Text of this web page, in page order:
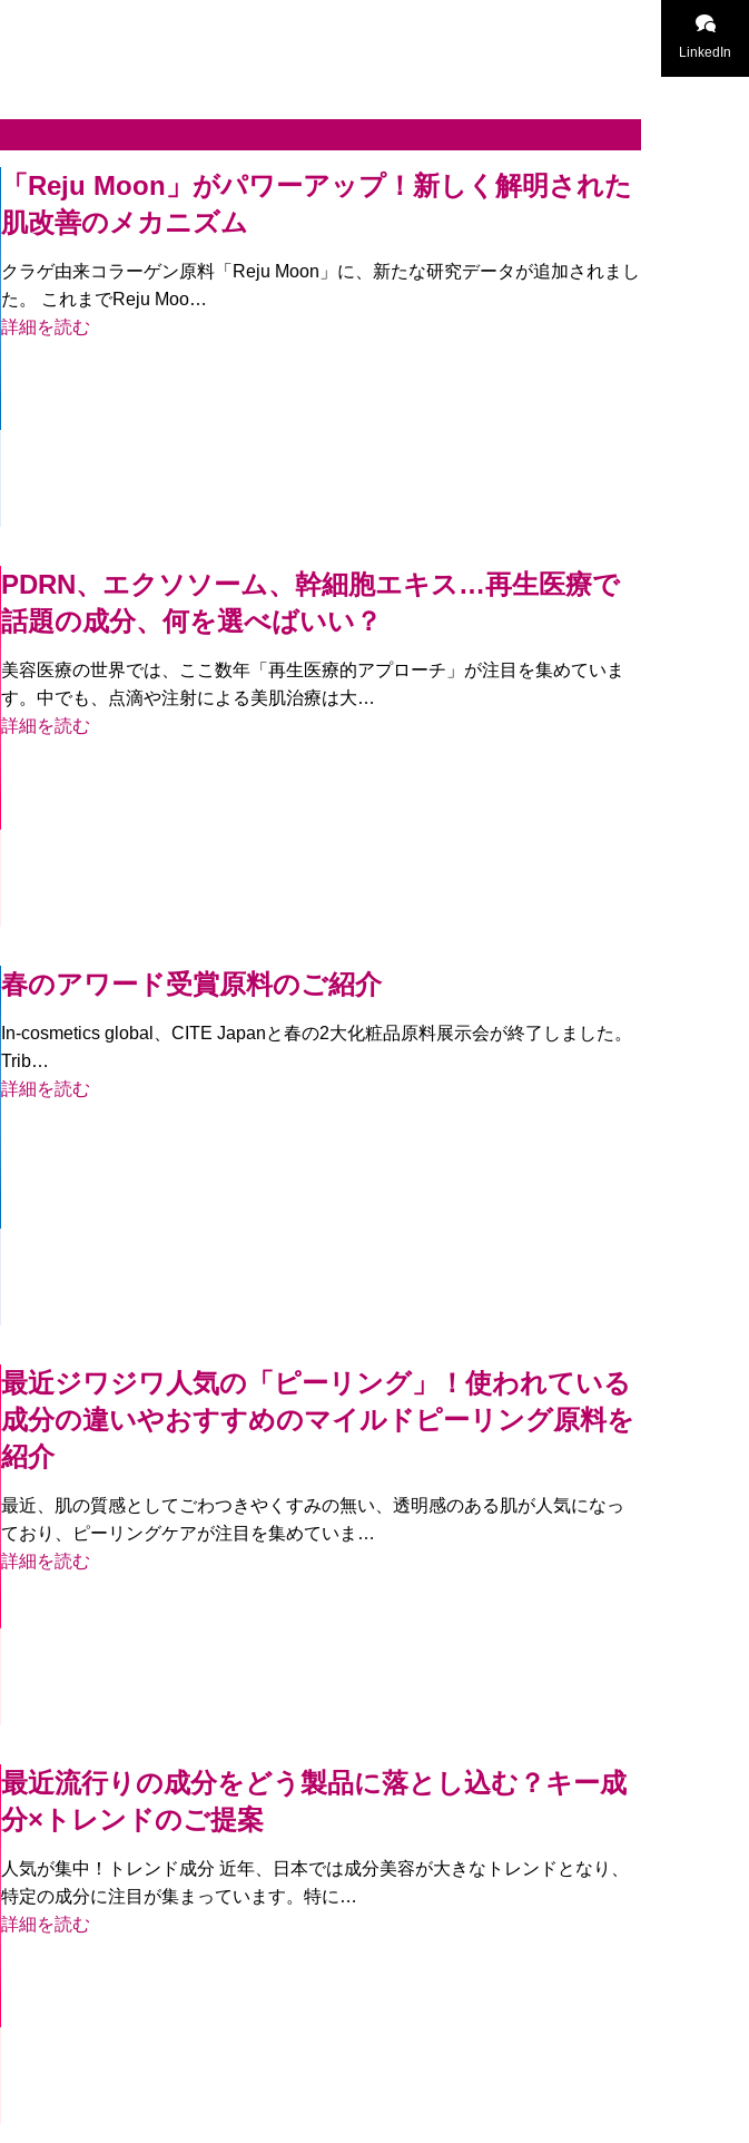
「Reju Moon」がパワーアップ！新しく解明された
肌改善のメカニズム
クラゲ由来コラーゲン原料「Reju Moon」に、新たな研究データが追加されまし
た。 これまでReju Moo…
詳細を読む
PDRN、エクソソーム、幹細胞エキス…再生医療で
話題の成分、何を選べばいい？
美容医療の世界では、ここ数年「再生医療的アプローチ」が注目を集めていま
す。中でも、点滴や注射による美肌治療は大…
詳細を読む
春のアワード受賞原料のご紹介
In-cosmetics global、CITE Japanと春の2大化粧品原料展示会が終了しました。
Trib…
詳細を読む
最近ジワジワ人気の「ピーリング」！使われている
成分の違いやおすすめのマイルドピーリング原料を
紹介
最近、肌の質感としてごわつきやくすみの無い、透明感のある肌が人気になっ
ており、ピーリングケアが注目を集めていま…
詳細を読む
最近流行りの成分をどう製品に落とし込む？キー成
分×トレンドのご提案
人気が集中！トレンド成分 近年、日本では成分美容が大きなトレンドとなり、
特定の成分に注目が集まっています。特に…
詳細を読む
LinkedIn